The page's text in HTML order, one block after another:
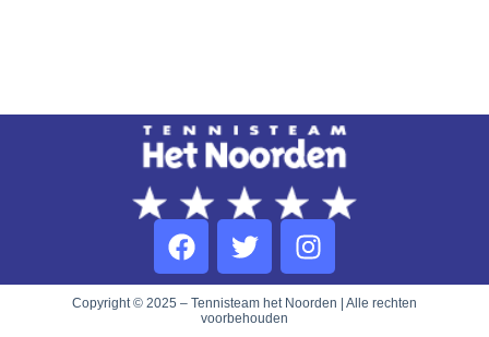
Copyright © 2025 – Tennisteam het Noorden | Alle rechten
voorbehouden